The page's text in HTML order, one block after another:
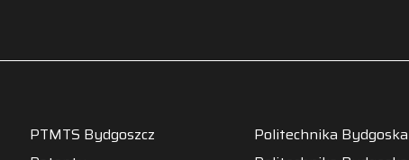
PTMTS Bydgoszcz
Politechnika